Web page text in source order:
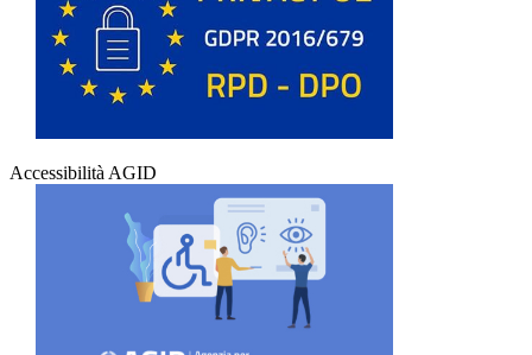
Accessibilità AGID